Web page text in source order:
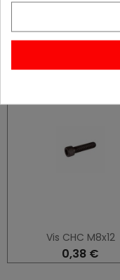
Vis CHC M10x20
Vis CHC M8x12
0,38 €